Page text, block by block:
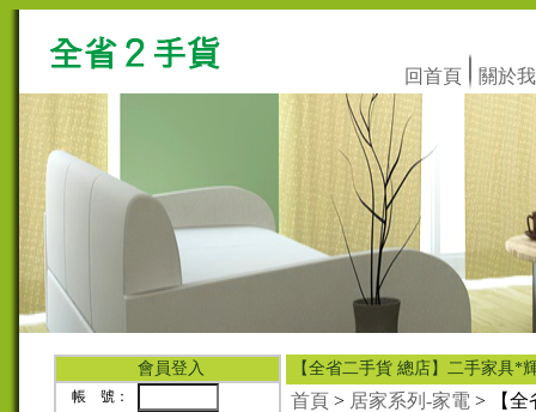
回首頁 關於
會員登入
帳 號：
【全省二手貨 總店】二手家具*
首頁 > 居家系列-家電 > 【全